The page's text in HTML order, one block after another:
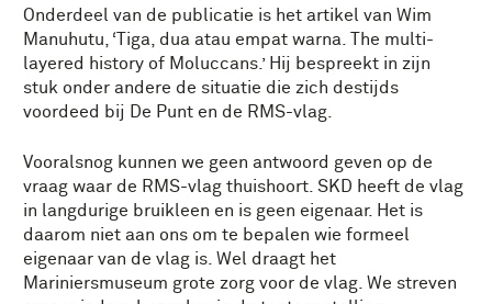
Onderdeel van de publicatie is het artikel van Wim
Manuhutu, ‘Tiga, dua atau empat warna. The multi-
layered history of Moluccans.’ Hij bespreekt in zijn
stuk onder andere de situatie die zich destijds
voordeed bij De Punt en de RMS-vlag.
Vooralsnog kunnen we geen antwoord geven op de
vraag waar de RMS-vlag thuishoort. SKD heeft de vlag
in langdurige bruikleen en is geen eigenaar. Het is
daarom niet aan ons om te bepalen wie formeel
eigenaar van de vlag is. Wel draagt het
Mariniersmuseum grote zorg voor de vlag. We streven